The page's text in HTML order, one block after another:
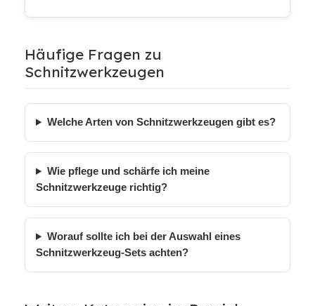
Häufige Fragen zu
Schnitzwerkzeugen
Welche Arten von Schnitzwerkzeugen gibt es?
Wie pflege und schärfe ich meine
Schnitzwerkzeuge richtig?
Worauf sollte ich bei der Auswahl eines
Schnitzwerkzeug-Sets achten?